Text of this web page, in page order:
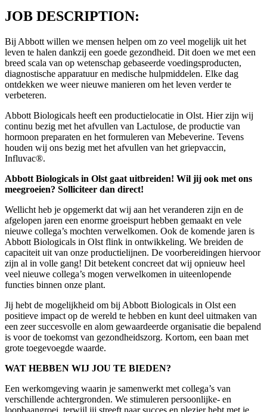
JOB DESCRIPTION:
Bij Abbott willen we mensen helpen om zo veel mogelijk uit het
leven te halen dankzij een goede gezondheid. Dit doen we met een
breed scala van op wetenschap gebaseerde voedingsproducten,
diagnostische apparatuur en medische hulpmiddelen. Elke dag
ontdekken we weer nieuwe manieren om het leven verder te
verbeteren.
Abbott Biologicals heeft een productielocatie in Olst. Hier zijn wij
continu bezig met het afvullen van Lactulose, de productie van
hormoon preparaten en het formuleren van Mebeverine. Tevens
houden wij ons bezig met het afvullen van het griepvaccin,
Influvac®.
Abbott Biologicals in Olst gaat uitbreiden! Wil jij ook met ons
meegroeien? Solliciteer dan direct!
Wellicht heb je opgemerkt dat wij aan het veranderen zijn en de
afgelopen jaren een enorme groeispurt hebben gemaakt en vele
nieuwe collega’s mochten verwelkomen. Ook de komende jaren is
Abbott Biologicals in Olst flink in ontwikkeling. We breiden de
capaciteit uit van onze productielijnen. De voorbereidingen hiervoor
zijn al in volle gang! Dit betekent concreet dat wij opnieuw heel
veel nieuwe collega’s mogen verwelkomen in uiteenlopende
functies binnen onze plant.
Jij hebt de mogelijkheid om bij Abbott Biologicals in Olst een
positieve impact op de wereld te hebben en kunt deel uitmaken van
een zeer succesvolle en alom gewaardeerde organisatie die bepalend
is voor de toekomst van gezondheidszorg. Kortom, een baan met
grote toegevoegde waarde.
WAT HEBBEN WIJ JOU TE BIEDEN?
Een werkomgeving waarin je samenwerkt met collega’s van
verschillende achtergronden. We stimuleren persoonlijke- en
loopbaangroei, terwijl jij streeft naar succes en plezier hebt met je